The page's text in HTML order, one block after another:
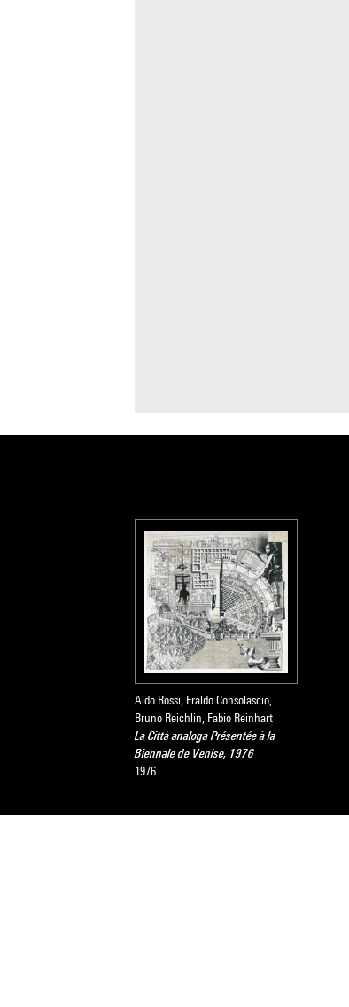
Aldo Rossi, Eraldo Consolascio,
Bruno Reichlin, Fabio Reinhart
La Città analoga Présentée à la
Biennale de Venise, 1976
1976